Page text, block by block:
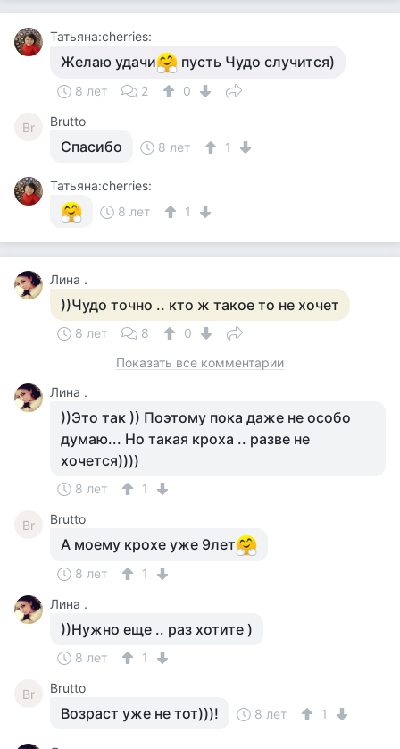
Татьяна:cherries:
Желаю удачи пусть Чудо случится)
8 лет 2 0
Br Brutto
Спасибо 8 лет 1
Татьяна:cherries:
8 лет
1
Лина .
))Чудо точно .. кто ж такое то не хочет
8 лет 8
0
Показать все комментарии
Лина .
))Это так )) Поэтому пока даже не особо
думаю... Но такая кроха .. разве не
хочется))))
8 лет 1
Br Brutto
А моему крохе уже 9лет
8 лет
1
Лина .
))Нужно еще .. раз хотите )
8 лет 1
Br Brutto
Возраст уже не тот)))! 8 лет 1